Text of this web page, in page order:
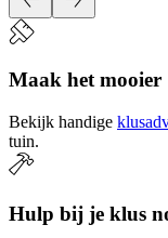
Maak het mooier
Bekijk handige
tuin.
Hulp bij je klus